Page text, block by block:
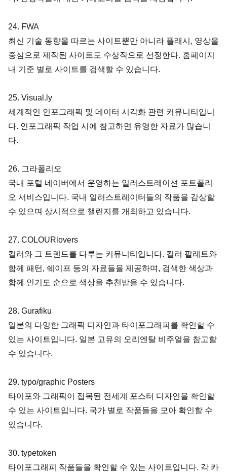
24. FWA
최신 기술 동향을 따르는 사이트뿐만 아니라 플래시, 영상을
중심으로 제작된 사이트도 수상작으로 선정한다. 홈페이지
내 기준 별로 사이트를 검색할 수 있습니다.
25. Visual.ly
세계적인 인포그래픽 및 데이터 시각화 관련 커뮤니티입니
다. 인포그래픽 작업 시에 참고하면 유영한 자료가 많습니
다.
26. 그라폴리오
국내 포털 네이버에서 운영하는 일러스트레이션 포트폴리
오 서비스입니다. 국내 일러스트레이터들의 작품을 감상할
수 있으며 상시적으로 챌린지를 개최하고 있습니다.
27. COLOURlovers
컬러와 그 트렌드를 다루는 커뮤니티입니다. 컬러 팔레트와
함께 패턴, 쉐이프 등의 자료들을 제공하며, 검색한 색상과
함께 인기도 순으로 색상을 추천받을 수 있습니다.
28. Gurafiku
일본의 다양한 그래픽 디자인과 타이포그래피를 확인할 수
있는 사이트입니다. 일본 고유의 오리엔탈 비주얼을 참고할
수 있습니다.
29. typo/graphic Posters
타이포와 그래픽이 접목된 전세계 포스터 디자인을 확인할
수 있는 사이트입니다. 국가 별로 작품들을 모아 확인할 수
있습니다.
30. typetoken
타이포그래피 작품들을 확인할 수 있는 사이트입니다. 각 카